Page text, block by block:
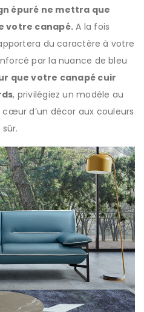
épuré ne mettra que
votre canapé. A la fois
du caractère à votre
par la nuance de bleu
que votre canapé cuir
, privilégiez un modèle au
d’un décor aux couleurs